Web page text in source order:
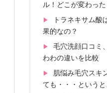
ル！どこが変わった
トラネキサム酸
果的なの？
毛穴洗顔口コミ
わわの違いを比較
肌悩み毛穴スキ
ても・・・というと